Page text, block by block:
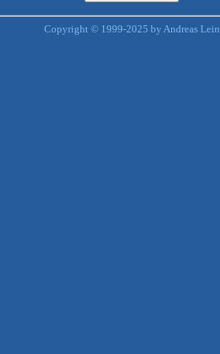
Copyright © 1999-2025 by Andreas Lein